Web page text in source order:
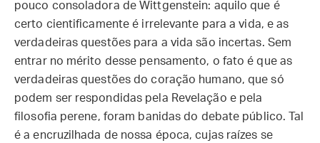
pouco consoladora de Wittgenstein: aquilo que é
certo cientificamente é irrelevante para a vida, e as
verdadeiras questões para a vida são incertas. Sem
entrar no mérito desse pensamento, o fato é que as
verdadeiras questões do coração humano, que só
podem ser respondidas pela Revelação e pela
filosofia perene, foram banidas do debate público. Tal
é a encruzilhada de nossa época, cujas raízes se